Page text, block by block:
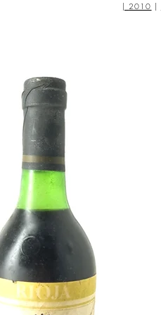
| 2010 |